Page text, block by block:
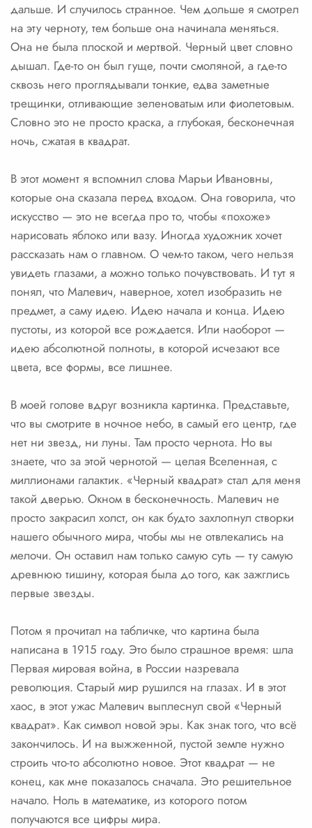
дальше. И случилось странное. Чем дольше я смотрел
на эту черноту, тем больше она начинала меняться.
Она не была плоской и мертвой. Черный цвет словно
дышал. Где-то он был гуще, почти смоляной, а где-то
сквозь него проглядывали тонкие, едва заметные
трещинки, отливающие зеленоватым или фиолетовым.
Словно это не просто краска, а глубокая, бесконечная
ночь, сжатая в квадрат.
В этот момент я вспомнил слова Марьи Ивановны,
которые она сказала перед входом. Она говорила, что
искусство — это не всегда про то, чтобы «похоже»
нарисовать яблоко или вазу. Иногда художник хочет
рассказать нам о главном. О чем-то таком, чего нельзя
увидеть глазами, а можно только почувствовать. И тут я
понял, что Малевич, наверное, хотел изобразить не
предмет, а саму идею. Идею начала и конца. Идею
пустоты, из которой все рождается. Или наоборот —
идею абсолютной полноты, в которой исчезают все
цвета, все формы, все лишнее.
В моей голове вдруг возникла картинка. Представьте,
что вы смотрите в ночное небо, в самый его центр, где
нет ни звезд, ни луны. Там просто чернота. Но вы
знаете, что за этой чернотой — целая Вселенная, с
миллионами галактик. «Черный квадрат» стал для меня
такой дверью. Окном в бесконечность. Малевич не
просто закрасил холст, он как будто захлопнул створки
нашего обычного мира, чтобы мы не отвлекались на
мелочи. Он оставил нам только самую суть — ту самую
древнюю тишину, которая была до того, как зажглись
первые звезды.
Потом я прочитал на табличке, что картина была
написана в 1915 году. Это было страшное время: шла
Первая мировая война, в России назревала
революция. Старый мир рушился на глазах. И в этот
хаос, в этот ужас Малевич выплеснул свой «Черный
квадрат». Как символ новой эры. Как знак того, что всё
закончилось. И на выжженной, пустой земле нужно
строить что-то абсолютно новое. Этот квадрат — не
конец, как мне показалось сначала. Это решительное
начало. Ноль в математике, из которого потом
получаются все цифры мира.